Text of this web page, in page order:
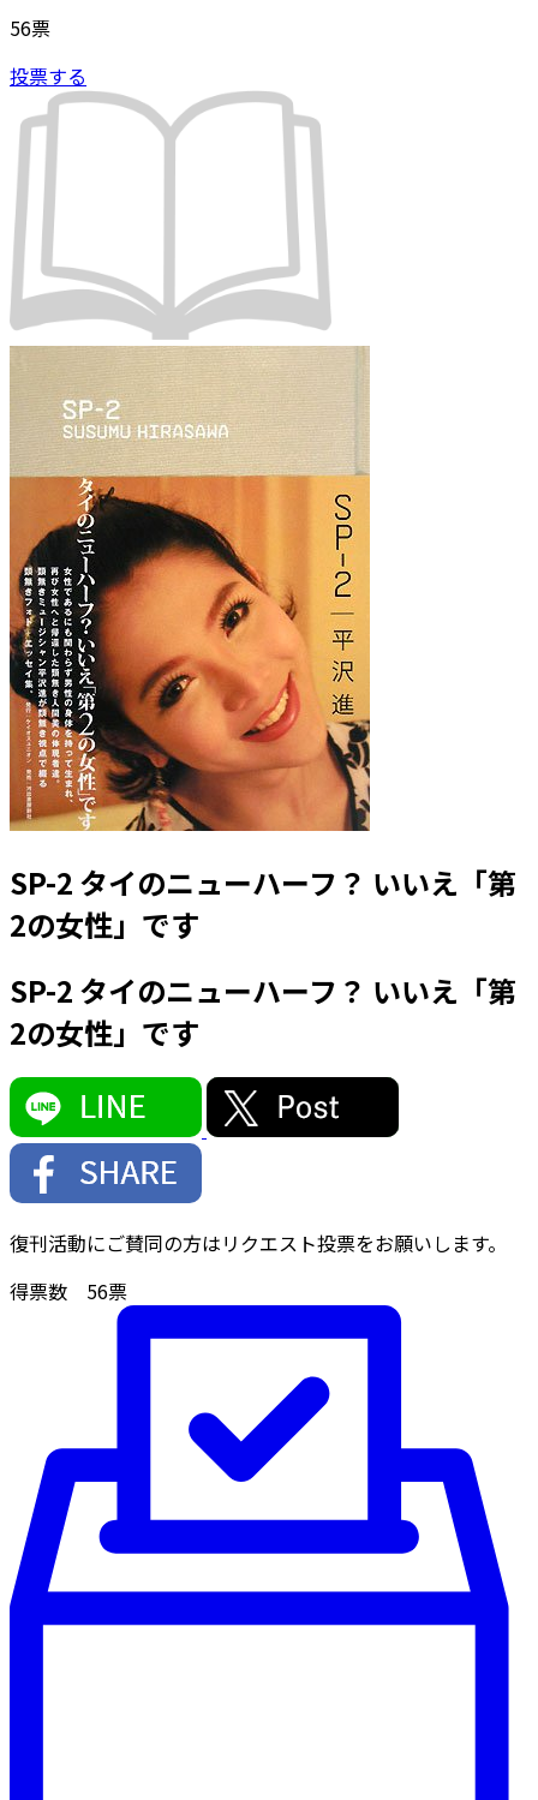
56票
投票する
SP-2 タイのニューハーフ？ いいえ「第
2の女性」です
SP-2 タイのニューハーフ？ いいえ「第
2の女性」です
復刊活動にご賛同の方はリクエスト投票をお願いします。
得票数 56票